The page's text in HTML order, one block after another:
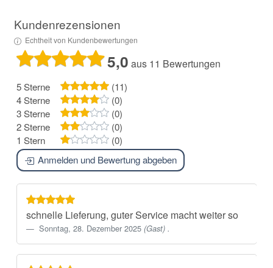
Kundenrezensionen
Echtheit von Kundenbewertungen
5,0 aus 11 Bewertungen
5 Sterne
(11)
4 Sterne
(0)
3 Sterne
(0)
2 Sterne
(0)
1 Stern
(0)
Anmelden und Bewertung abgeben
schnelle Lieferung, guter Service macht weiter so
Sonntag, 28. Dezember 2025 (Gast) .